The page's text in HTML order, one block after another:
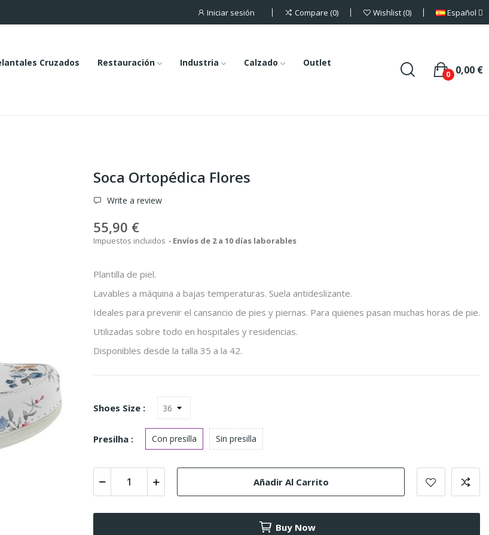
Iniciar sesión Compare 0 Wishlist 0 Español
Cruzados Restauración Industria Calzado
Outlet
0,00 €
0
Soca Ortopédica Flores
Write a review
55,90 €
Impuestos incluidos Envíos de 2 a 10 días laborables
Plantilla de piel.
Lavables a máquina a bajas temperaturas. Suela antideslizante.
Ideales para prevenir el cansancio de pies y piernas. Para quienes pasan muchas horas de pie.
Utilizadas sobre todo en hospitales y residencias.
Disponibles desde la talla 35 a la 42.
Shoes Size :
Presilha : Con presilla Sin presilla
Añadir Al Carrito
Buy Now